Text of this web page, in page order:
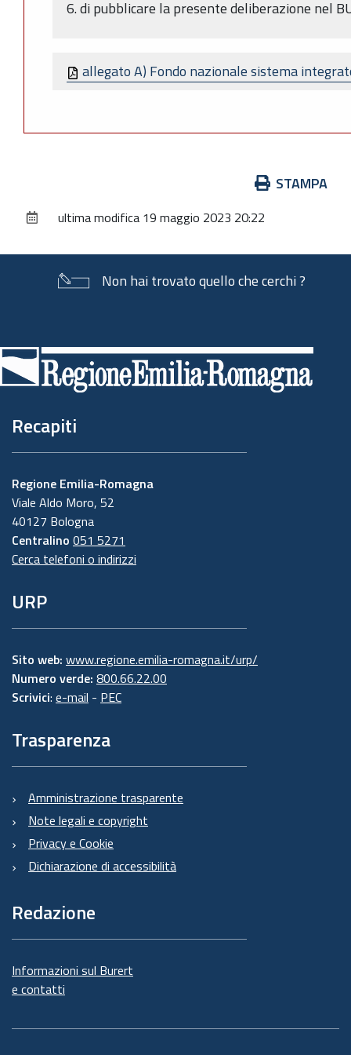
6. di pubblicare la presente deliberazione nel
allegato A) Fondo nazionale sistema
documento
STAMPA
ultima modifica 19 maggio 2023 20:22
Non hai trovato quello che cerchi ?
di
pagina
Recapiti
Regione Emilia-Romagna
Viale Aldo Moro, 52
40127 Bologna
Centralino 051 5271
Cerca telefoni o indirizzi
URP
Sito web: www.regione.emilia-romagna.it/urp/
Numero verde: 800.66.22.00
Scrivici: e-mail - PEC
Trasparenza
Amministrazione trasparente
Note legali e copyright
Privacy e Cookie
Dichiarazione di accessibilità
Redazione
Informazioni sul Burert
e contatti